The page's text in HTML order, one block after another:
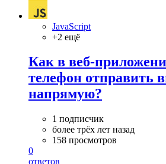
JavaScript
+2 ещё
Как в веб-
телефон отправить
напрямую?
1 подписчик
более трёх лет назад
158 просмотров
0
ответов